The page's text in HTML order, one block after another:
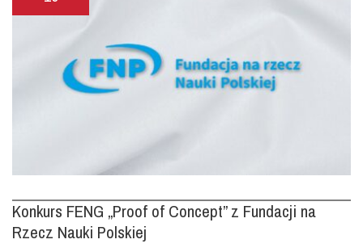
Konkurs FENG „Proof of Concept” z Fundacji na
Rzecz Nauki Polskiej